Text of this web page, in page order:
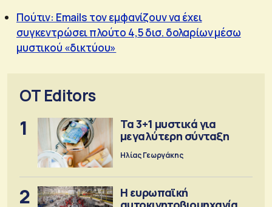
Πούτιν: Emails τoν εμφανίζουν να έχει
συγκεντρώσει πλούτο 4,5 δισ. δολαρίων μέσω
μυστικού «δικτύου»
OT Editors
1
Τα 3+1 μυστικά για
μεγαλύτερη σύνταξη
Ηλίας Γεωργάκης
2
Η ευρωπαϊκή